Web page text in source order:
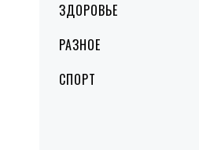
ЗДОРОВЬЕ
РАЗНОЕ
СПОРТ